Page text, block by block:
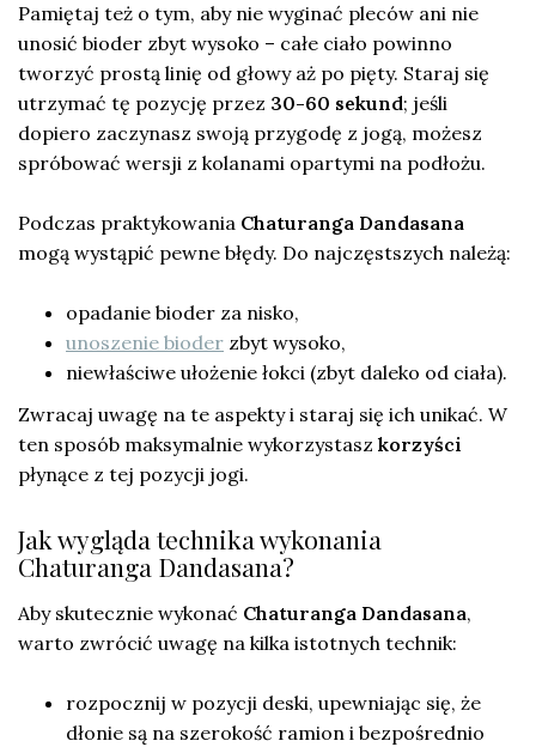
Pamiętaj też o tym, aby nie wyginać pleców ani nie
unosić bioder zbyt wysoko – całe ciało powinno
tworzyć prostą linię od głowy aż po pięty. Staraj się
utrzymać tę pozycję przez 30-60 sekund; jeśli
dopiero zaczynasz swoją przygodę z jogą, możesz
spróbować wersji z kolanami opartymi na podłożu.
Podczas praktykowania Chaturanga Dandasana
mogą wystąpić pewne błędy. Do najczęstszych należą:
opadanie bioder za nisko,
unoszenie bioder zbyt wysoko,
niewłaściwe ułożenie łokci (zbyt daleko od ciała).
Zwracaj uwagę na te aspekty i staraj się ich unikać. W
ten sposób maksymalnie wykorzystasz korzyści
płynące z tej pozycji jogi.
Jak wygląda technika wykonania
Chaturanga Dandasana?
Aby skutecznie wykonać Chaturanga Dandasana,
warto zwrócić uwagę na kilka istotnych technik:
rozpocznij w pozycji deski, upewniając się, że
dłonie są na szerokość ramion i bezpośrednio